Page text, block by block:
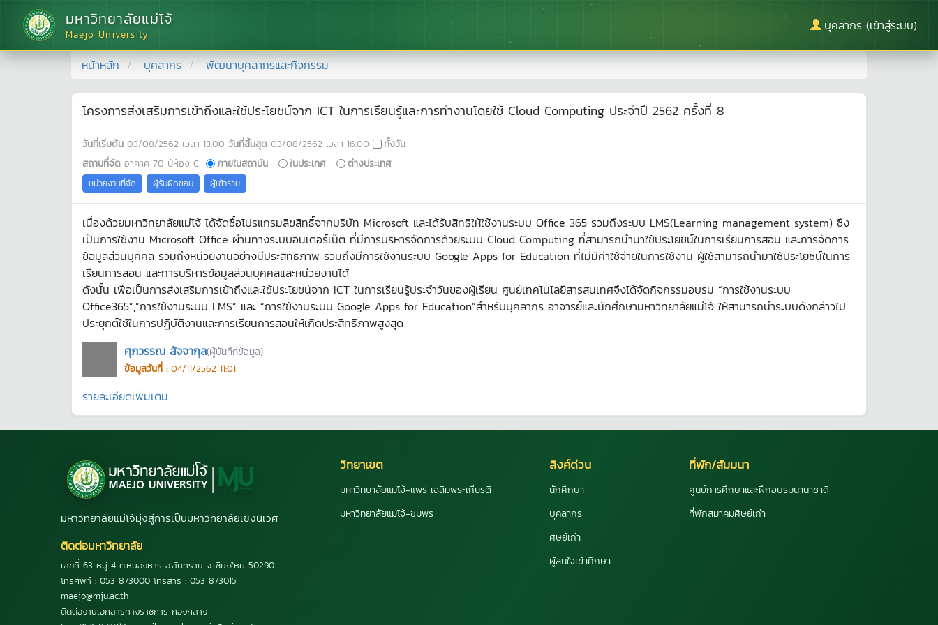
มหาวิทยาลัยแม่โจ้
Maejo University
บุคลากร (เข้าสู่ระบบ)
หน้าหลัก บุคลากร พัฒนาบุคลากรและกิจกรรม
โครงการส่งเสริมการเข้าถึงและใช้ประโยชน์จาก ICT ในการเรียนรู้และการทำงานโดยใช้ Cloud Computing ประจำปี 2562 ครั้งที่ 8
วันที่เริ่มต้น 03/08/2562 เวลา 13:00 วันที่สิ้นสุด 03/08/2562 เวลา 16:00
ทั้งวัน
สถานที่จัด อาคาค 70 ปีห้อง C ภายในสถาบัน ในประเทศ ต่างประเทศ
หน่วยงานที่จัด ผู้รับผิดชอบ ผู้เข้าร่วม
เนื่องด้วยมหาวิทยาลัยแม่โจ้ ได้จัดซื้อโปรแกรมลิขสิทธิ์จากบริษัท Microsoft และได้รับสิทธิให้ใช้งานระบบ Office 365 รวมถึงระบบ LMS(Learning management system) ซึง
เป็นการใช้งาน Microsoft Office ผ่านทางระบบอินเตอร์เน็ต ที่มีการบริหารจัดการด้วยระบบ Cloud Computing ที่สามารถนำมาใช้ประโยชน์ในการเรียนการสอน และการจัดการ
ข้อมูลส่วนบุคคล รวมถึงหน่วยงานอย่างมีประสิทธิภาพ รวมถึงมีการใช้งานระบบ Google Apps for Education ที่ไม่มีค่าใช้จ่ายในการใช้งาน ผู้ใช้สามารถนำมาใช้ประโยชน์ในการ
เรียนการสอน และการบริหารข้อมูลส่วนบุคคลและหน่วยงานได้
ดังนั้น เพื่อเป็นการส่งเสริมการเข้าถึงและใช้ประโยชน์จาก ICT ในการเรียนรู้ประจำวันของผู้เรียน ศูนย์เทคโนโลยีสารสนเทศจึงได้จัดกิจกรรมอบรม “การใช้งานระบบ
Office365”,”การใช้งานระบบ LMS” และ “การใช้งานระบบ Google Apps for Education”สำหรับบุคลากร อาจารย์และนักศึกษามหาวิทยาลัยแม่โจ้ ให้สามารถนำระบบดังกล่าวไป
ประยุกต์ใช้ในการปฏิบัติงานและการเรียนการสอนให้เกิดประสิทธิภาพสูงสุด
ศุภวรรณ สัจจากุล(ผู้บันทึกข้อมูล)
ข้อมูลวันที่ : 04/11/2562 11:01
รายละเอียดเพิ่มเติม
มหาวิทยาลัยแม่โจ้มุ่งสู่การเป็นมหาวิทยาลัยเชิงนิเวศ
ติดต่อมหาวิทยาลัย
เลขที่ 63 หมู่ 4 ต.หนองหาร อ.สันทราย จ.เชียงใหม่ 50290
โทรศัพท์ : 053 873000 โทรสาร : 053 873015
maejo@mju.ac.th
ติดต่องานเอกสารทางราชการ กองกลาง
วิทยาเขต
มหาวิทยาลัยแม่โจ้-แพร่ เฉลิมพระเกียรติ
มหาวิทยาลัยแม่โจ้-ชุมพร
ลิงค์ด่วน
นักศึกษา
บุคลากร
ศิษย์เก่า
ผู้สนใจเข้าศึกษา
ที่พัก/สัมมนา
ศูนย์การศึกษาและฝึกอบรมนานาชาติ
ที่พักสมาคมศิษย์เก่า